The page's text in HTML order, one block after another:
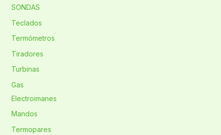
SONDAS
Teclados
Termómetros
Tiradores
Turbinas
Gas
Electroimanes
Mandos
Termopares